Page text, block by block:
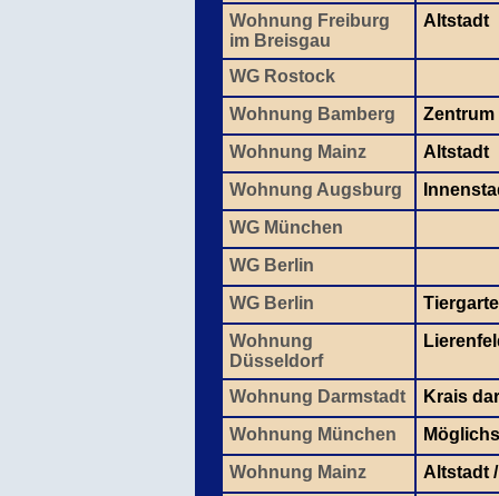
Wohnung Freiburg
im Breisgau
Altstadt
WG Rostock
Wohnung Bamberg
Zentrum
Wohnung Mainz
Altstadt
Wohnung Augsburg
WG München
WG Berlin
WG Berlin
Wohnung
Düsseldorf
Wohnung Darmstadt
Krais
Wohnung München
Wohnung Mainz
Altstadt